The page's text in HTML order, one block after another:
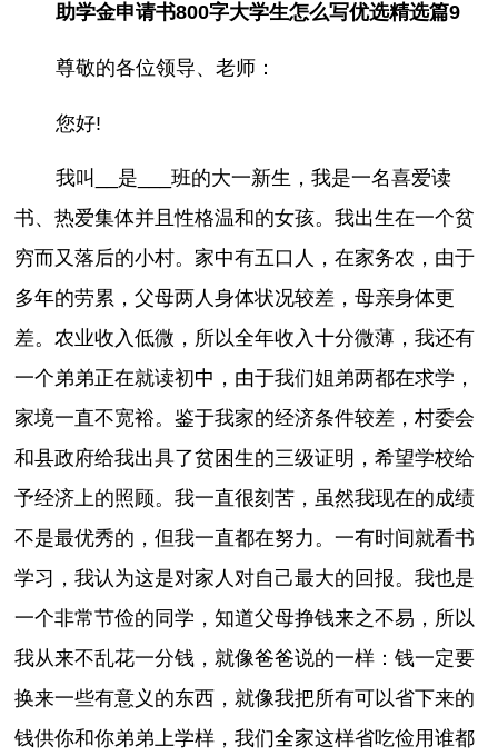
助学金申请书800字大学生怎么写优选精选篇9
尊敬的各位领导、老师：
您好!
我叫__是___班的大一新生，我是一名喜爱读
书、热爱集体并且性格温和的女孩。我出生在一个贫
穷而又落后的小村。家中有五口人，在家务农，由于
多年的劳累，父母两人身体状况较差，母亲身体更
差。农业收入低微，所以全年收入十分微薄，我还有
一个弟弟正在就读初中，由于我们姐弟两都在求学，
家境一直不宽裕。鉴于我家的经济条件较差，村委会
和县政府给我出具了贫困生的三级证明，希望学校给
予经济上的照顾。我一直很刻苦，虽然我现在的成绩
不是最优秀的，但我一直都在努力。一有时间就看书
学习，我认为这是对家人对自己最大的回报。我也是
一个非常节俭的同学，知道父母挣钱来之不易，所以
我从来不乱花一分钱，就像爸爸说的一样：钱一定要
换来一些有意义的东西，就像我把所有可以省下来的
钱供你和你弟弟上学样，我们全家这样省吃俭用谁都